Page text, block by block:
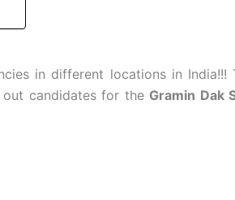
in different locations in
out candidates for the Gramin Dak